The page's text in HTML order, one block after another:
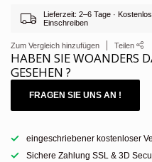
Lieferzeit: 2–6 Tage ·
Einschreiben
Zum Vergleich hinzufügen Teilen
HABEN SIE WOANDERS
GESEHEN ?
FRAGEN SIE UNS AN !
eingeschriebener kostenloser
Sichere Zahlung SSL & 3D